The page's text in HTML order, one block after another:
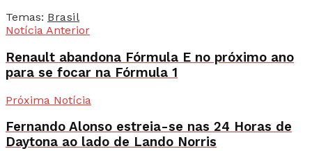
Temas: Brasil
Notícia Anterior
Renault abandona Fórmula E no próximo ano
para se focar na Fórmula 1
Próxima Notícia
Fernando Alonso estreia-se nas 24 Horas de
Daytona ao lado de Lando Norris